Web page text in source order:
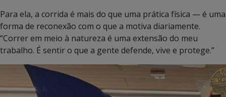
Para ela, a corrida é mais do que uma prática física — é uma
forma de reconexão com o que a motiva diariamente.
“Correr em meio à natureza é uma extensão do meu
trabalho. É sentir o que a gente defende, vive e protege.”